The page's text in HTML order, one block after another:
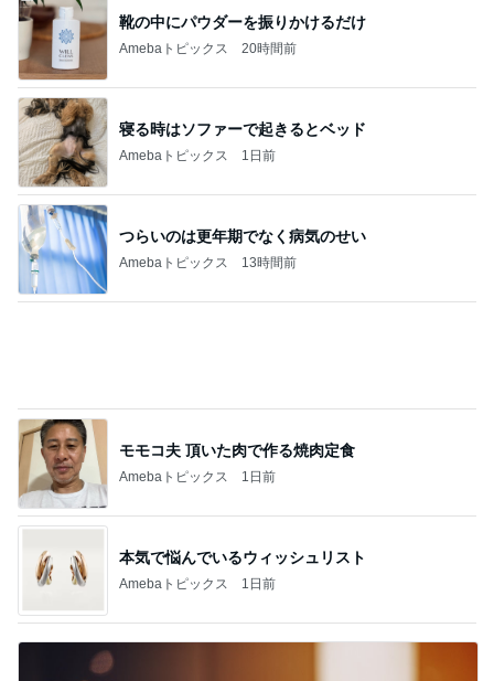
靴の中にパウダーを振りかけるだけ
Amebaトピックス 20時間前
寝る時はソファーで起きるとベッド
Amebaトピックス 1日前
つらいのは更年期でなく病気のせい
Amebaトピックス 13時間前
本気で悩んでいるウィッシュリスト
Amebaトピックス 1日前